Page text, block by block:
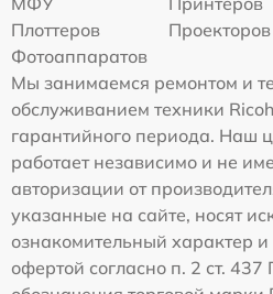
Плоттеров
Проекторов
Фотоаппаратов
Мы занимаемся ремонтом и
обслуживанием техники
гарантийного периода. Наш
работает независимо и не
авторизации от
указанные на сайте, носят
ознакомительный характер
офертой согласно п. 2 ст.